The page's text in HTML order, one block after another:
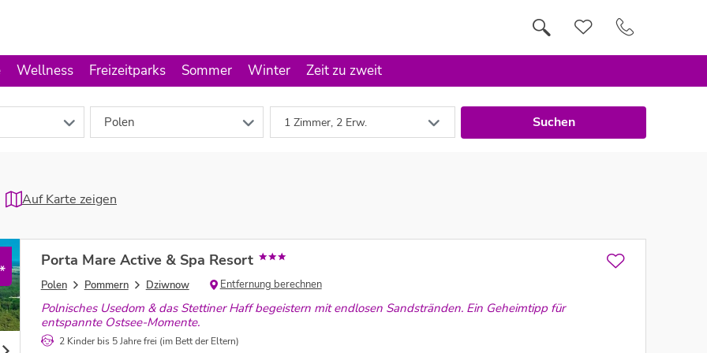
Wellness Freizeitparks Sommer Winter Zeit zu zweit
Polen 1 Zimmer, 2 Erw. Suchen
Auf Karte zeigen
*
Porta Mare Active & Spa Resort
Polen Pommern Dziwnow Entfernung berechnen
Polnisches Usedom & das Stettiner Haff begeistern mit endlosen Sandstränden. Ein Geheimtipp für
entspannte Ostsee-Momente.
2 Kinder bis 5 Jahre frei (im Bett der Eltern)